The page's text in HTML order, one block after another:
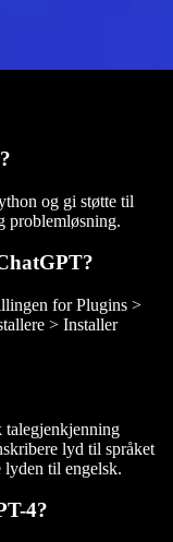
og gi støtte til
problemløsning.
for Plugins >
> Installer
talegjenkjenning
lyd til språket
lyden til engelsk.
4?